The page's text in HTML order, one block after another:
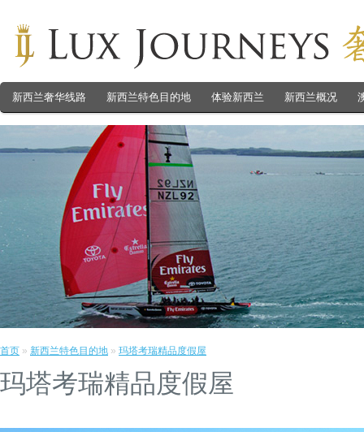
新西兰奢华线路 新西兰特色目的地 体验新西兰 新西兰概况
首页 » 新西兰特色目的地 » 玛塔考瑞精品度假屋
玛塔考瑞精品度假屋